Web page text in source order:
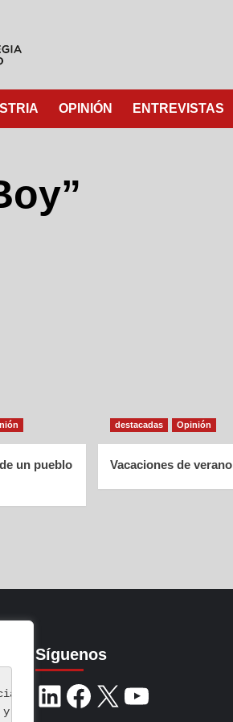
de navegación,
y analizar nuestro tráfico.
OPINIÓN ENTREVISTAS
un pueblo
destacadas Opinión
Vacaciones de verano
Síguenos